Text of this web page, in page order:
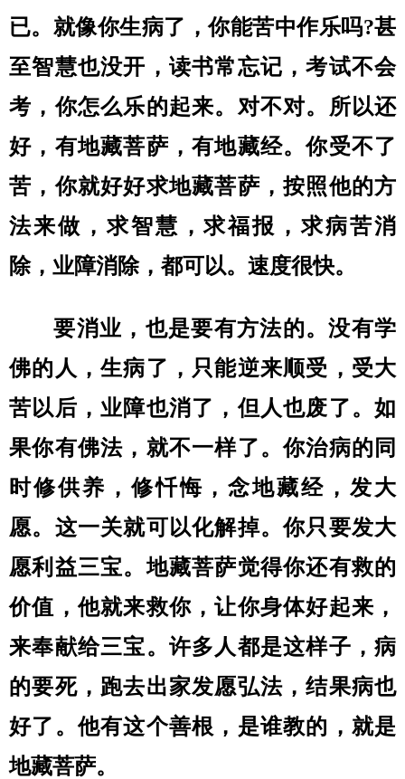
已。就像你生病了，你能苦中作乐吗?甚
至智慧也没开，读书常忘记，考试不会
考，你怎么乐的起来。对不对。所以还
好，有地藏菩萨，有地藏经。你受不了
苦，你就好好求地藏菩萨，按照他的方
法来做，求智慧，求福报，求病苦消
除，业障消除，都可以。速度很快。
要消业，也是要有方法的。没有学
佛的人，生病了，只能逆来顺受，受大
苦以后，业障也消了，但人也废了。如
果你有佛法，就不一样了。你治病的同
时修供养，修忏悔，念地藏经，发大
愿。这一关就可以化解掉。你只要发大
愿利益三宝。地藏菩萨觉得你还有救的
价值，他就来救你，让你身体好起来，
来奉献给三宝。许多人都是这样子，病
的要死，跑去出家发愿弘法，结果病也
好了。他有这个善根，是谁教的，就是
地藏菩萨。